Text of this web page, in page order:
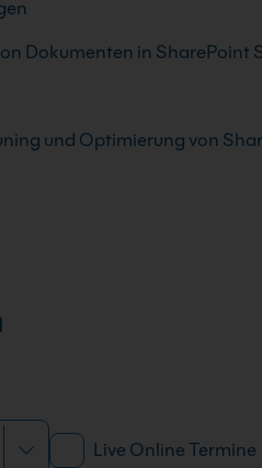
Dokumenten in SharePoint
und Optimierung von
Live Online Termine